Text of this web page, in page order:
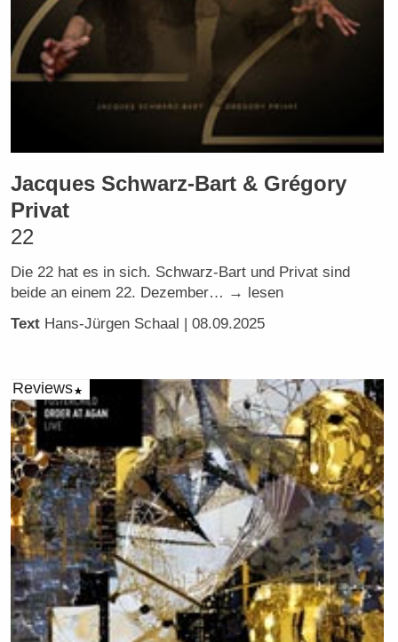
Jacques Schwarz-Bart & Grégory
Privat
22
Die 22 hat es in sich. Schwarz-Bart und Privat sind
beide an einem 22. Dezember… → lesen
Text Hans-Jürgen Schaal | 08.09.2025
Reviews